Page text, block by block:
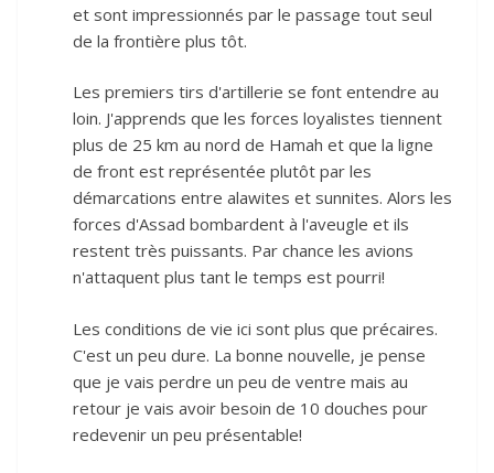
et sont impressionnés par le passage tout seul
de la frontière plus tôt.
Les premiers tirs d'artillerie se font entendre au
loin. J'apprends que les forces loyalistes tiennent
plus de 25 km au nord de Hamah et que la ligne
de front est représentée plutôt par les
démarcations entre alawites et sunnites. Alors les
forces d'Assad bombardent à l'aveugle et ils
restent très puissants. Par chance les avions
n'attaquent plus tant le temps est pourri!
Les conditions de vie ici sont plus que précaires.
C'est un peu dure. La bonne nouvelle, je pense
que je vais perdre un peu de ventre mais au
retour je vais avoir besoin de 10 douches pour
redevenir un peu présentable!